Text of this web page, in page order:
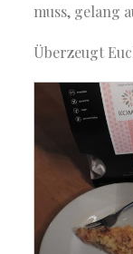
muss, gelang
Überzeugt